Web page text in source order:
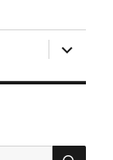
laienda